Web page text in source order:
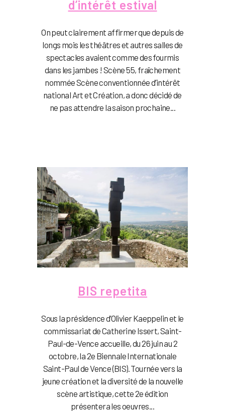
d’intérêt estival
On peut clairement affirmer que depuis de
longs mois les théâtres et autres salles de
spectacles avaient comme des fourmis
dans les jambes ! Scène 55, fraîchement
nommée Scène conventionnée d’intérêt
national Art et Création, a donc décidé de
ne pas attendre la saison prochaine...
BIS repetita
Sous la présidence d’Olivier Kaeppelin et le
commissariat de Catherine Issert, Saint-
Paul-de-Vence accueille, du 26 juin au 2
octobre, la 2e Biennale Internationale
Saint-Paul de Vence (BIS). Tournée vers la
jeune création et la diversité de la nouvelle
scène artistique, cette 2e édition
présentera les oeuvres...